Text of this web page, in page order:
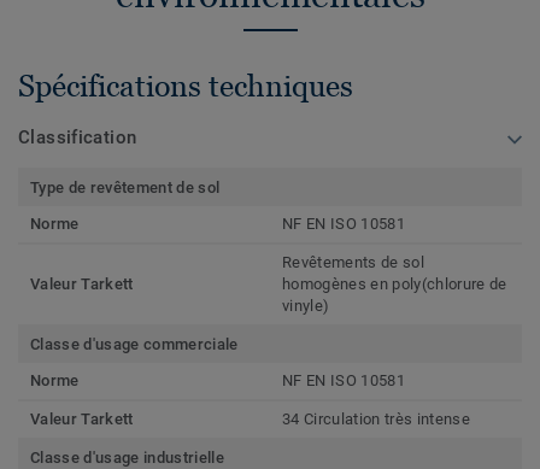
Spécifications techniques
Classification
Type de revêtement de sol
Norme
NF EN ISO 10581
Valeur Tarkett
Revêtements de sol
homogènes en poly(chlorure de
vinyle)
Classe d'usage commerciale
Norme
NF EN ISO 10581
Valeur Tarkett 34 Circulation très intense
Classe d'usage industrielle